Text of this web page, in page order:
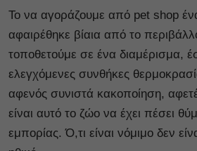
Το να αγοράζουμε από pet shop
αφαιρέθηκε βίαια από το
τοποθετούμε σε ένα διαμέρισμα,
ελεγχόμενες συνθήκες
αφενός συνιστά κακοποίηση,
είναι αυτό το ζώο να έχει πέσει
εμπορίας. Ό,τι είναι νόμιμο δεν